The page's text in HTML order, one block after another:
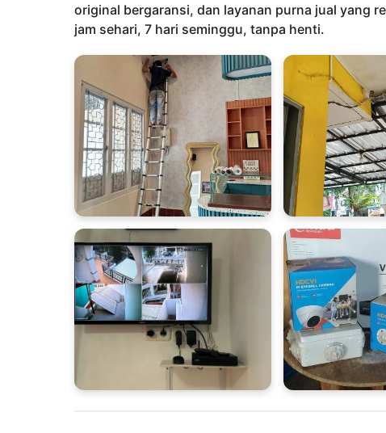
original bergaransi, dan layanan purna jual yang
jam sehari, 7 hari seminggu, tanpa henti.